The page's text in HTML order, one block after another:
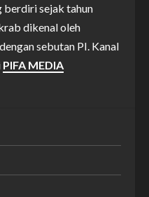
berdiri sejak tahun
dikenal oleh
sebutan PI. Kanal
PIFA MEDIA